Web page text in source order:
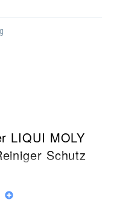
LIQUI MOLY
Schutz